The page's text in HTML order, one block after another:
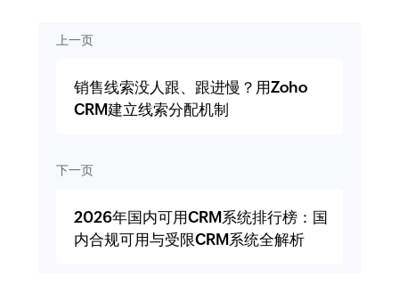
上一页
销售线索没人跟、跟进慢？用Zoho
CRM建立线索分配机制
下一页
2026年国内可用CRM系统排行榜：国
内合规可用与受限CRM系统全解析